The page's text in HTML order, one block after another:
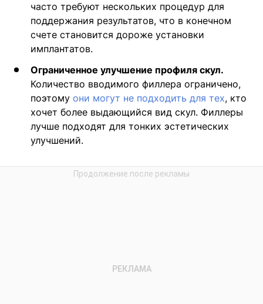
часто требуют нескольких процедур для
поддержания результатов, что в конечном
счете становится дороже установки
имплантатов.
Ограниченное улучшение профиля скул.
Количество вводимого филлера ограничено,
поэтому они могут не подходить для тех, кто
хочет более выдающийся вид скул. Филлеры
лучше подходят для тонких эстетических
улучшений.